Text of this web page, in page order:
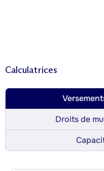
Calculatrices
Droits de